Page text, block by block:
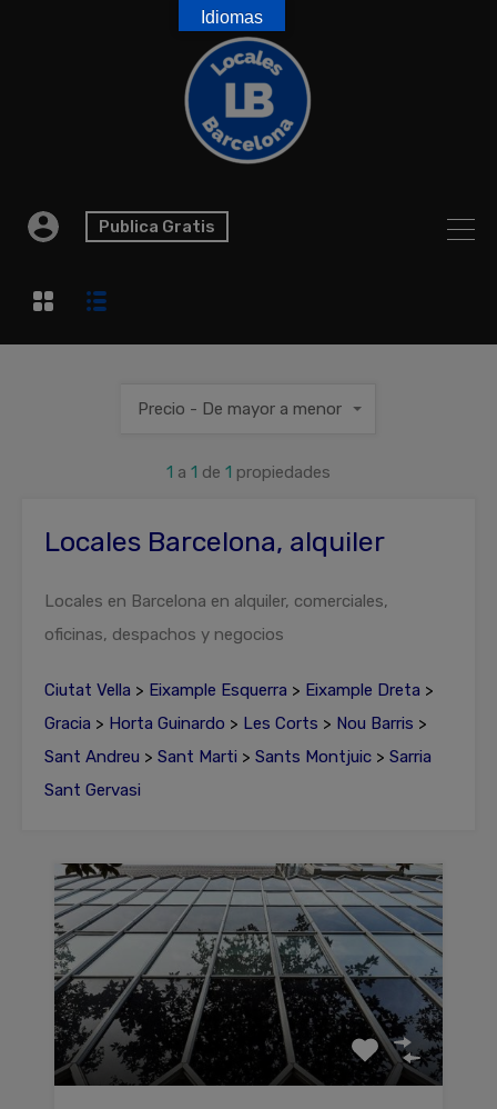
Publica Gratis
1 a 1 de 1 propiedades
Precio - De mayor a menor
Locales Barcelona, alquiler
Locales en Barcelona en alquiler, comerciales,
oficinas, despachos y negocios
Ciutat Vella > Eixample Esquerra > Eixample Dreta >
Gracia > Horta Guinardo > Les Corts > Nou Barris >
Sant Andreu > Sant Marti > Sants Montjuic > Sarria
Sant Gervasi
Idiomas